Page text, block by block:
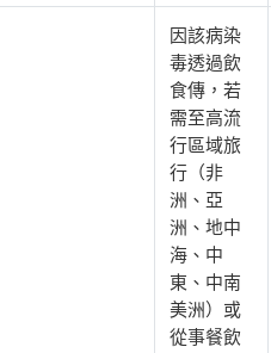
因該病染
毒透過飲
食傳，若
需至高流
行區域旅
行（非
洲、亞
洲、地中
海、中
東、中南
美洲）或
從事餐飲